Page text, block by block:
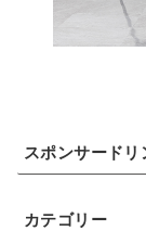
スポンサードリ
カテゴリー